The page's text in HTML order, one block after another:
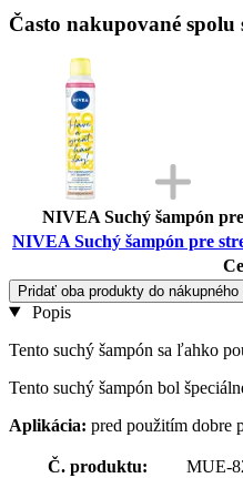
Často nakupované spolu
NIVEA Suchý šampón
NIVEA Suchý šampón pre
Pridať oba produkty do
Popis
Tento suchý šampón sa ľahko
Tento suchý šampón bol
Aplikácia: pred použitím dobre
Č. produktu:
MUE-